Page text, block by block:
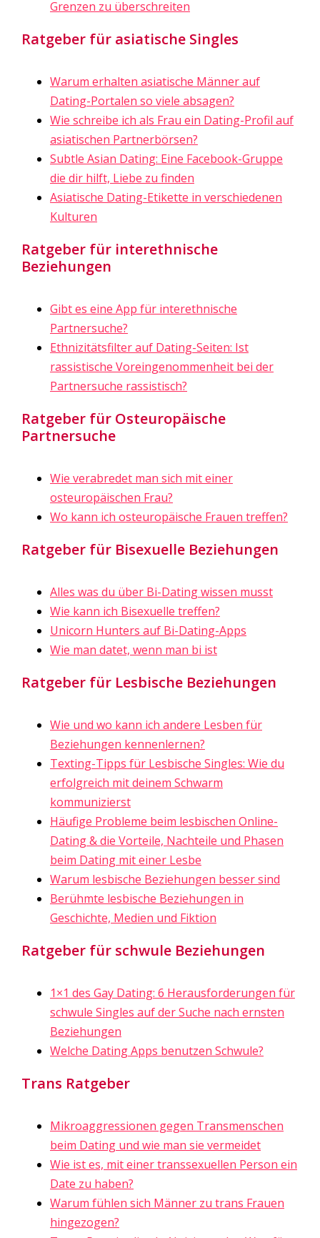
Grenzen zu überschreiten
Ratgeber für asiatische Singles
Warum erhalten asiatische Männer auf
Dating-Portalen so viele absagen?
Wie schreibe ich als Frau ein Dating-Profil auf
asiatischen Partnerbörsen?
Subtle Asian Dating: Eine Facebook-Gruppe
die dir hilft, Liebe zu finden
Asiatische Dating-Etikette in verschiedenen
Kulturen
Ratgeber für interethnische
Beziehungen
Gibt es eine App für interethnische
Partnersuche?
Ethnizitätsfilter auf Dating-Seiten: Ist
rassistische Voreingenommenheit bei der
Partnersuche rassistisch?
Ratgeber für Osteuropäische
Partnersuche
Wie verabredet man sich mit einer
osteuropäischen Frau?
Wo kann ich osteuropäische Frauen treffen?
Ratgeber für Bisexuelle Beziehungen
Alles was du über Bi-Dating wissen musst
Wie kann ich Bisexuelle treffen?
Unicorn Hunters auf Bi-Dating-Apps
Wie man datet, wenn man bi ist
Ratgeber für Lesbische Beziehungen
Wie und wo kann ich andere Lesben für
Beziehungen kennenlernen?
Texting-Tipps für Lesbische Singles: Wie du
erfolgreich mit deinem Schwarm
kommunizierst
Häufige Probleme beim lesbischen Online-
Dating & die Vorteile, Nachteile und Phasen
beim Dating mit einer Lesbe
Warum lesbische Beziehungen besser sind
Berühmte lesbische Beziehungen in
Geschichte, Medien und Fiktion
Ratgeber für schwule Beziehungen
1×1 des Gay Dating: 6 Herausforderungen für
schwule Singles auf der Suche nach ernsten
Beziehungen
Welche Dating Apps benutzen Schwule?
Trans Ratgeber
Mikroaggressionen gegen Transmenschen
beim Dating und wie man sie vermeidet
Wie ist es, mit einer transsexuellen Person ein
Date zu haben?
Warum fühlen sich Männer zu trans Frauen
hingezogen?